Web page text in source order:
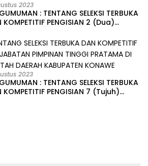
2023
: TENTANG SELEKSI TERBUKA
KOMPETITIF PENGISIAN 2 (Dua)
PEMERINTAH DAERAH
KONAWE
2023
: TENTANG SELEKSI TERBUKA
KOMPETITIF PENGISIAN 7 (Tujuh)